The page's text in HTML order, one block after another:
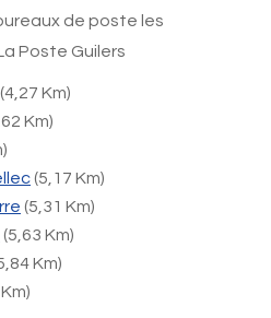
de poste les
Poste Guilers
(4,27 Km)
Km)
(5,17 Km)
(5,31 Km)
(5,63 Km)
Km)